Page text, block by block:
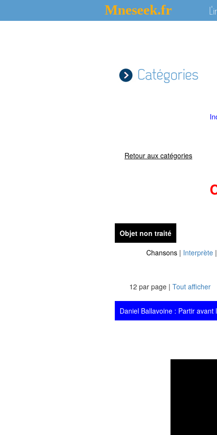
Mneseek.fr
Catégories
Retour aux catégories
Objet non traité
Chansons | Interprète
12 par page | Tout afficher
Daniel Ballavoine : Partir avant